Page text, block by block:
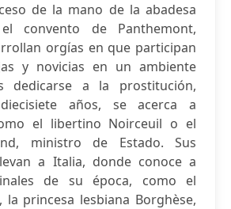
de la mano de la abadesa
convento de Panthemont,
orgías en que participan
y novicias en un ambiente
dedicarse a la prostitución,
años, se acerca a
el libertino Noirceuil o el
ministro de Estado. Sus
a Italia, donde conoce a
de su época, como el
la princesa lesbiana Borghèse,